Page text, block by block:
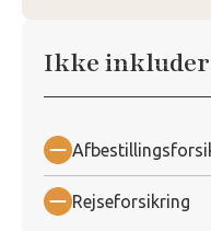
Ikke
Rejseforsikring